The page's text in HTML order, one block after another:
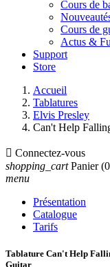
Cours de
Cours de
Actus &
Support
Store
Accueil
Tablatures
Elvis Presley
Can't Help
 Connectez-vous
shopping_cart Panier
menu
Présentation
Catalogue
Tarifs
Tablature Can't Help
Guitar